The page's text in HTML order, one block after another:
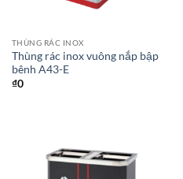
THÙNG RÁC INOX
Thùng rác inox vuông nắp bập
bênh A43-E
₫0